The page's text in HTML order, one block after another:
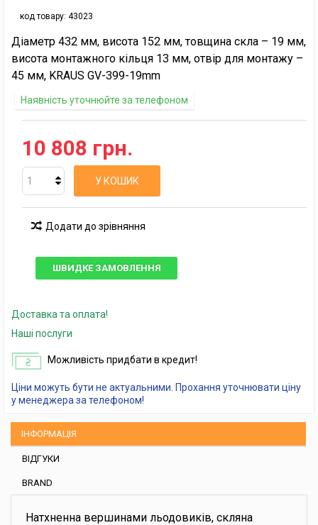
код товару: 43023
Діаметр 432 мм, висота 152 мм, товщина скла – 19 мм,
висота монтажного кільця 13 мм, отвір для монтажу –
45 мм, KRAUS GV-399-19mm
Наявність уточнюйте за телефоном
10 808 грн.
У КОШИК
Додати до зрівняння
ШВИДКЕ ЗАМОВЛЕННЯ
Доставка та оплата!
Наші послуги
Можливість придбати в кредит!
Ціни можуть бути не актуальними. Прохання уточнювати ціну
у менеджера за телефоном!
ІНФОРМАЦІЯ
ВІДГУКИ
BRAND
Натхненна вершинами льодовиків, скляна